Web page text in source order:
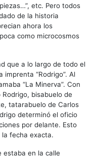
etc. Pero todos
de la historia
ahora los
como microcosmos
que a lo largo de todo el
“Rodrigo”. Al
“La Minerva”. Con
bisabuelo de
tatarabuelo de Carlos
determinó el oficio
por delante. Esto
la fecha exacta.
estaba en la calle